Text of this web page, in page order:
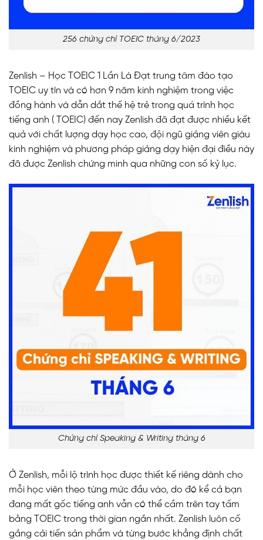
256 chứng chỉ TOEIC tháng 6/2023
Zenlish – Học TOEIC 1 Lần Là Đạt trung tâm đào tạo
TOEIC uy tín và có hơn 9 năm kinh nghiệm trong việc
đồng hành và dẫn dắt thế hệ trẻ trong quá trình học
tiếng anh ( TOEIC) đến nay Zenlish đã đạt được nhiều kết
quả với chất lượng dạy học cao, đội ngũ giảng viên giàu
kinh nghiệm và phương pháp giảng dạy hiện đại điều này
đã được Zenlish chứng minh qua những con số kỷ lục.
Chứng chỉ Speaking & Writing tháng 6
Ở Zenlish, mỗi lộ trình học được thiết kế riêng dành cho
mỗi học viên theo từng mức đầu vào, do đó kể cả bạn
đang mất gốc tiếng anh vẫn có thể cầm trên tay tấm
bằng TOEIC trong thời gian ngắn nhất. Zenlish luôn cố
gắng cải tiến sản phẩm và từng bước khẳng định chất